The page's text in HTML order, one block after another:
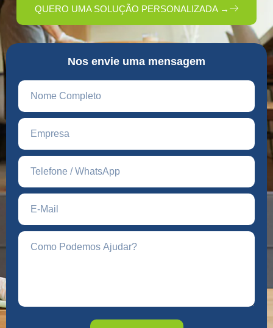
QUERO UMA SOLUÇÃO PERSONALIZADA →
Nos envie uma mensagem